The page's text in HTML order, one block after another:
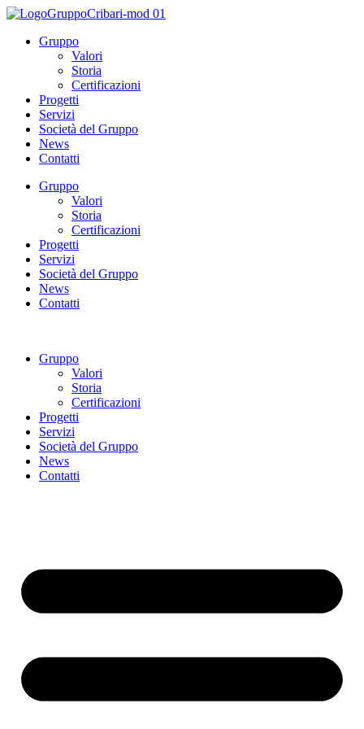
Gruppo
Valori
Storia
Certificazioni
Progetti
Servizi
Società del Gruppo
News
Contatti
Gruppo
Valori
Storia
Certificazioni
Progetti
Servizi
Società del Gruppo
News
Contatti
Gruppo
Valori
Storia
Certificazioni
Progetti
Servizi
Società del Gruppo
News
Contatti